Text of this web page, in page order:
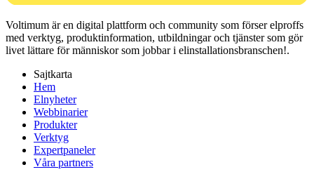
Voltimum är en digital plattform och community som förser elproffs
med verktyg, produktinformation, utbildningar och tjänster som gör
livet lättare för människor som jobbar i elinstallationsbranschen!.
Sajtkarta
Hem
Elnyheter
Webbinarier
Produkter
Verktyg
Expertpaneler
Våra partners